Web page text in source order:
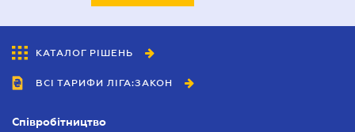
КАТАЛОГ РІШЕНЬ
ВСІ ТАРИФИ ЛІГА:ЗАКОН
Співробітництво